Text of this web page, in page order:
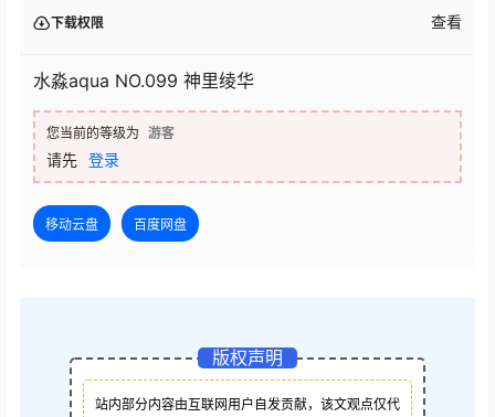
下载权限 查看
水淼aqua NO.099 神里绫华
您当前的等级为 游客
请先 登录
移动云盘 百度网盘
版权声明
站内部分内容由互联网用户自发贡献，该文观点仅代